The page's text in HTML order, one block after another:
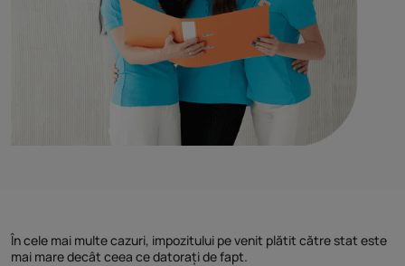
În cele mai multe cazuri, impozitului pe venit plătit către stat este
mai mare decât ceea ce datorați de fapt.